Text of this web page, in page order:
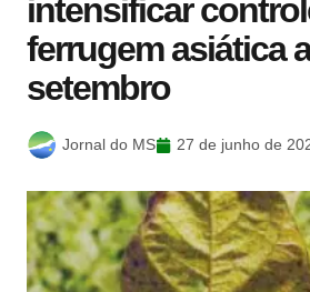
intensificar
ferrugem asiática
setembro
Jornal do MS 27 de junho de